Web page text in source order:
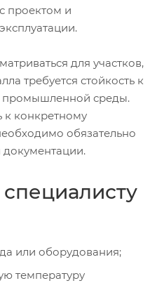
проектом и
для участков,
требуется стойкость к
промышленной среды.
к конкретному
обязательно
документации.
или оборудования;
температуру